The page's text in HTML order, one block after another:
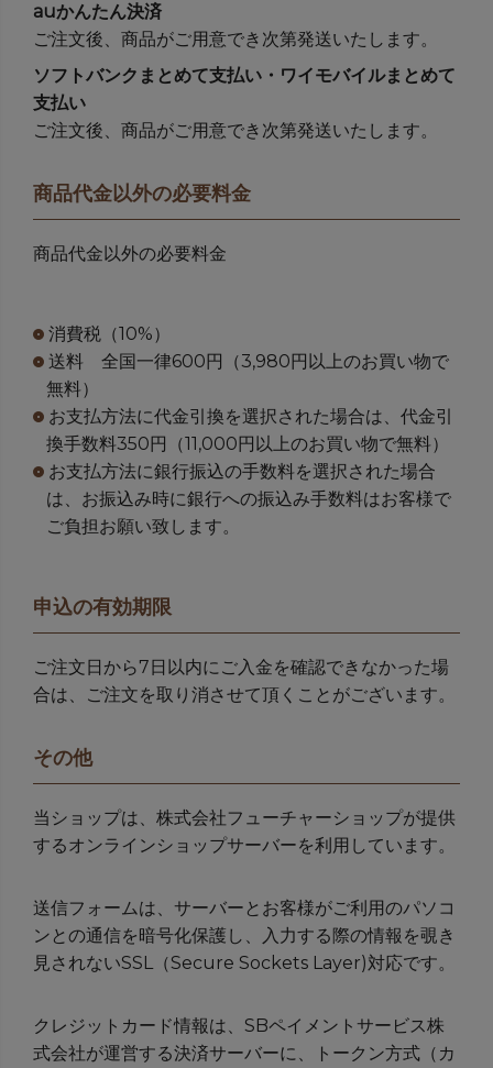
auかんたん決済
ご注文後、商品がご用意でき次第発送いたします。
ソフトバンクまとめて支払い・ワイモバイルまとめて
支払い
ご注文後、商品がご用意でき次第発送いたします。
商品代金以外の必要料金
商品代金以外の必要料金
消費税（10%）
送料 全国一律600円（3,980円以上のお買い物で
無料）
お支払方法に代金引換を選択された場合は、代金引
換手数料350円（11,000円以上のお買い物で無料）
お支払方法に銀行振込の手数料を選択された場合
は、お振込み時に銀行への振込み手数料はお客様で
ご負担お願い致します。
申込の有効期限
ご注文日から7日以内にご入金を確認できなかった場
合は、ご注文を取り消させて頂くことがございます。
その他
当ショップは、株式会社フューチャーショップが提供
するオンラインショップサーバーを利用しています。
送信フォームは、サーバーとお客様がご利用のパソコ
ンとの通信を暗号化保護し、入力する際の情報を覗き
見されないSSL（Secure Sockets Layer)対応です。
クレジットカード情報は、SBペイメントサービス株
式会社が運営する決済サーバーに、トークン方式（カ